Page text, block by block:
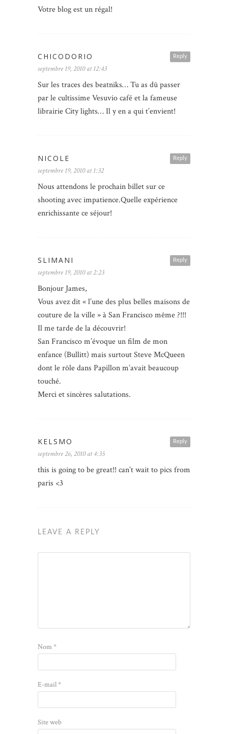
Votre blog est un régal!
Reply
CHICODORIO
septembre 19, 2010 at 12:43
Sur les traces des beatniks… Tu as dû passer
par le cultissime Vesuvio café et la fameuse
librairie City lights… Il y en a qui t’envient!
Reply
NICOLE
septembre 19, 2010 at 1:32
Nous attendons le prochain billet sur ce
shooting avec impatience.Quelle expérience
enrichissante ce séjour!
Reply
SLIMANI
septembre 19, 2010 at 2:23
Bonjour James,
Vous avez dit « l’une des plus belles maisons de
couture de la ville » à San Francisco même ?!!!
Il me tarde de la découvrir!
San Francisco m’évoque un film de mon
enfance (Bullitt) mais surtout Steve McQueen
dont le rôle dans Papillon m’avait beaucoup
touché.
Merci et sincères salutations.
Reply
KELSMO
septembre 26, 2010 at 4:35
this is going to be great!! can’t wait to pics from
paris <3
LEAVE A REPLY
Nom*
E-mail*
Site web